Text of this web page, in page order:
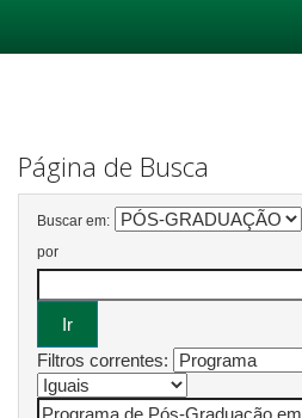
Página de Busca
Buscar em:
por
Filtros correntes: